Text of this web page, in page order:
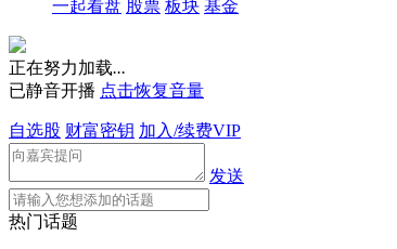
一起看盘 股票 板块 基金
正在努力加载...
已静音开播 点击恢复音量
自选股 财富密钥 加入/续费VIP
发送
热门话题